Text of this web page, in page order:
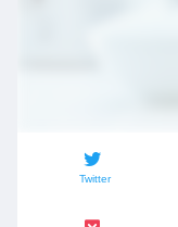
Twitter